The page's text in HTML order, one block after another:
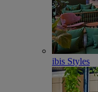
ibis Styles